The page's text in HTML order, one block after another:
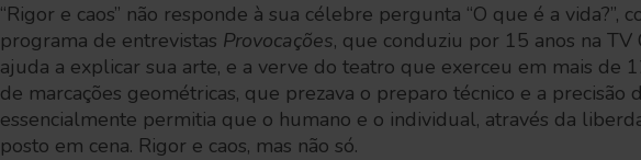
“Rigor e caos” não responde à sua célebre pergunta “O que é a vida?”,
programa de entrevistas Provocações, que conduziu por 15 anos na
ajuda a explicar sua arte, e a verve do teatro que exerceu em mais de
de marcações geométricas, que prezava o preparo técnico e a precisão
essencialmente permitia que o humano e o individual, através da
posto em cena. Rigor e caos, mas não só.